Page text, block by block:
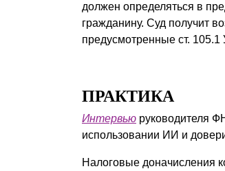
должен определяться в
гражданину. Суд получит
предусмотренные ст. 105.1
ПРАКТИКА
Интервью руководителя
использовании ИИ и
Налоговые доначисления